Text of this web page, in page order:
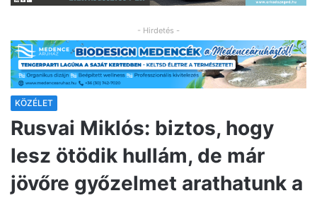
- Hirdetés -
KÖZÉLET
Rusvai Miklós: biztos, hogy
lesz ötödik hullám, de már
jövőre győzelmet arathatunk a